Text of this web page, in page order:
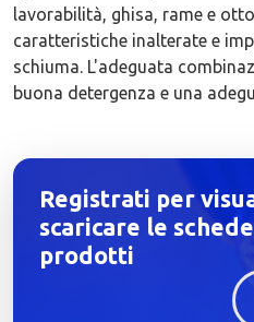
lavorabilità, ghisa, rame e
caratteristiche inalterate e
schiuma. L'adeguata
buona detergenza e una
Registrati per
scaricare le
prodotti